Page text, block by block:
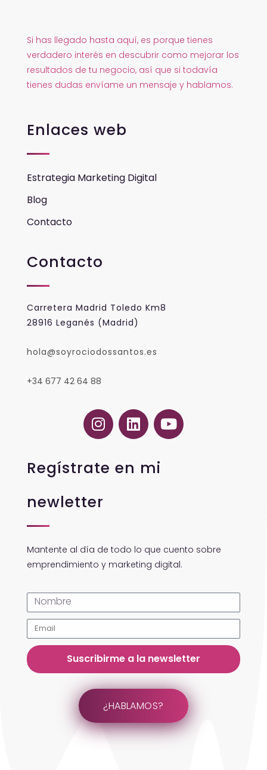
Si has llegado hasta aquí, es porque tienes
verdadero interés en descubrir como mejorar los
resultados de tu negocio, así que si todavía
tienes dudas envíame un mensaje y hablamos.
Enlaces web
Estrategia Marketing Digital
Blog
Contacto
Contacto
Carretera Madrid Toledo Km8
28916 Leganés (Madrid)
hola@soyrociodossantos.es
+34 677 42 64 88
Regístrate en mi
newletter
Mantente al día de todo lo que cuento sobre
emprendimiento y marketing digital.
Suscribirme a la newsletter
¿HABLAMOS?